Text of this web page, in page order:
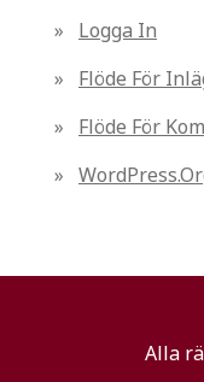
Logga In
Flöde För
Flöde För
Alla